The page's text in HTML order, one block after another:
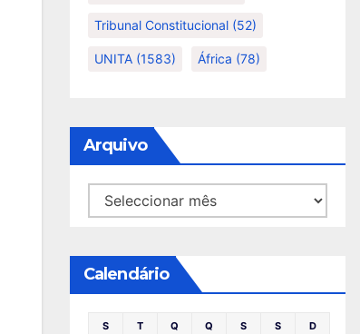
Tribunal Constitucional (52)
UNITA (1583) África (78)
Arquivo
Arquivo
Calendário
S T Q Q S S D